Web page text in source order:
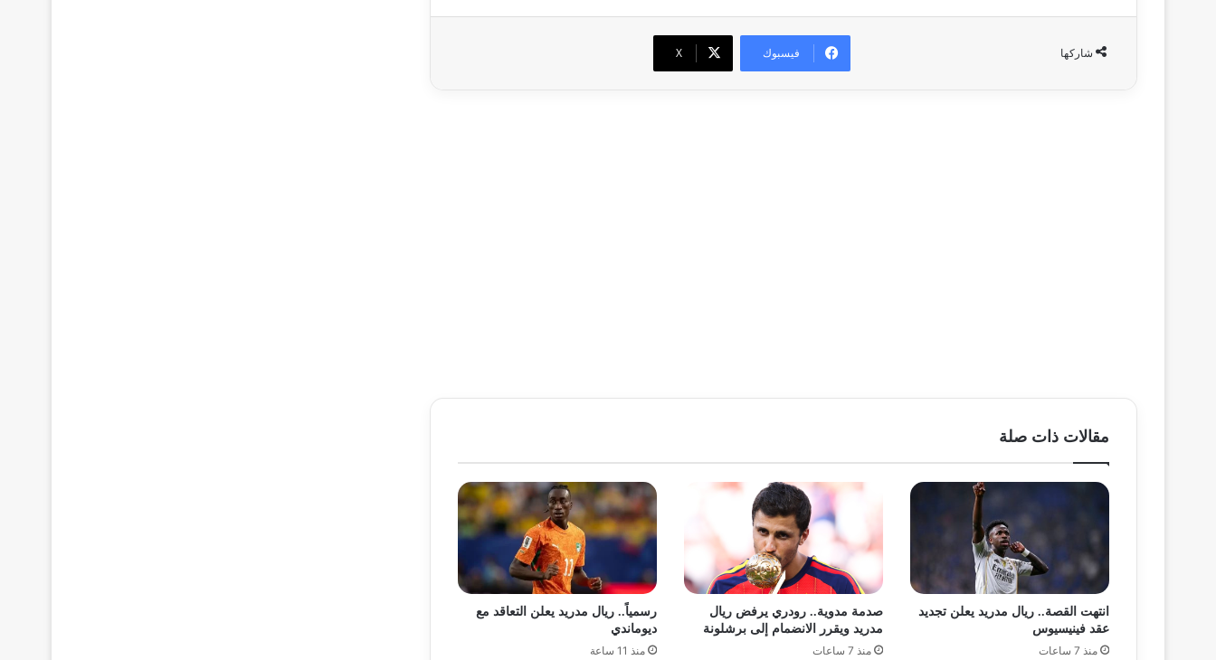
شاركها فيسبوك ‫X
مقالات ذات صلة
انتهت القصة.. ريال مدريد يعلن تجديد
عقد فينيسيوس
منذ 7 ساعات
صدمة مدوية.. رودري يرفض ريال
مدريد ويقرر الانضمام إلى برشلونة
منذ 7 ساعات
رسمياً.. ريال مدريد يعلن التعاقد مع
ديوماندي
منذ 11 ساعة